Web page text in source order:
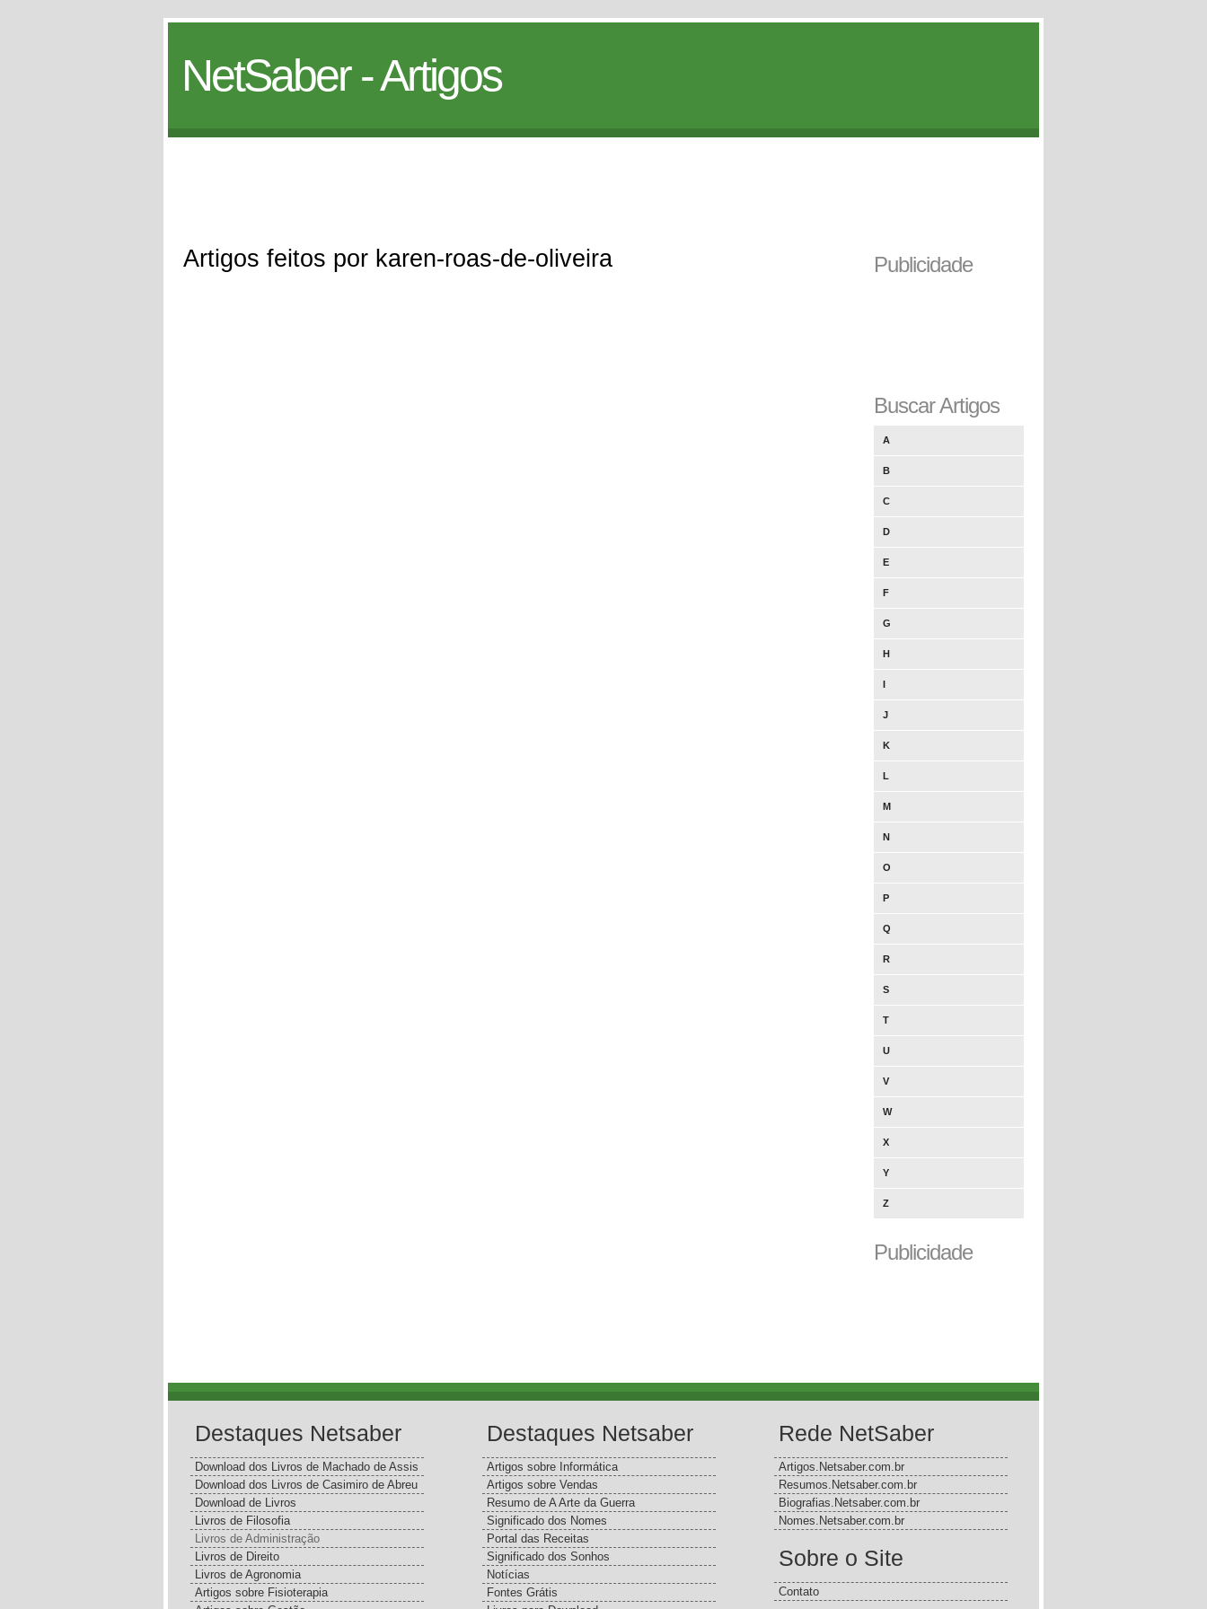
NetSaber - Artigos
Artigos feitos por karen-roas-de-oliveira Publicidade
Buscar Artigos
A
B
C
D
E
F
G
H
I
J
K
L
M
N
O
P
Q
R
S
T
U
V
W
X
Y
Z
Publicidade
Destaques Netsaber
Download dos Livros de Machado de Assis
Download dos Livros de Casimiro de Abreu
Download de Livros
Livros de Filosofia
Livros de Administração
Livros de Direito
Livros de Agronomia
Artigos sobre Fisioterapia
Destaques Netsaber
Artigos sobre Informática
Artigos sobre Vendas
Resumo de A Arte da Guerra
Significado dos Nomes
Portal das Receitas
Significado dos Sonhos
Notícias
Fontes Grátis
Rede NetSaber
Artigos.Netsaber.com.br
Resumos.Netsaber.com.br
Biografias.Netsaber.com.br
Nomes.Netsaber.com.br
Sobre o Site
Contato